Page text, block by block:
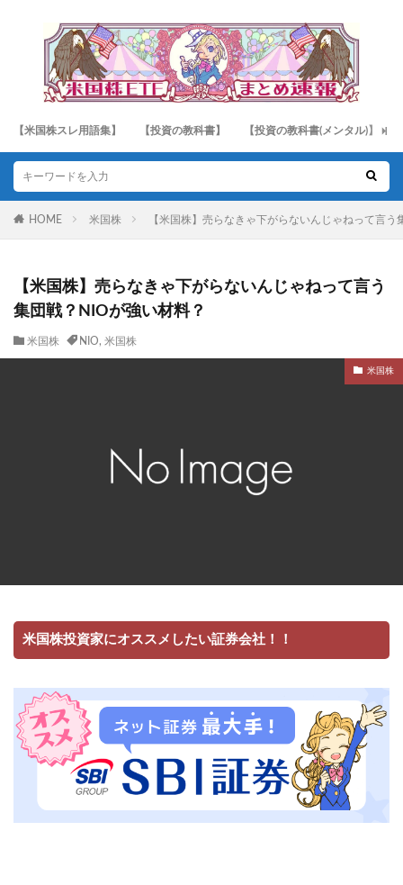
【米国株スレ用語集】 【投資の教科書】 【投資の教科書(メンタル)】
HOME 米国株 【米国株】売らなきゃ下がらないんじゃねって言
【米国株】売らなきゃ下がらないんじゃねって言う
集団戦？NIOが強い材料？
米国株 NIO, 米国株
米国株
米国株投資家にオススメしたい証券会社！！